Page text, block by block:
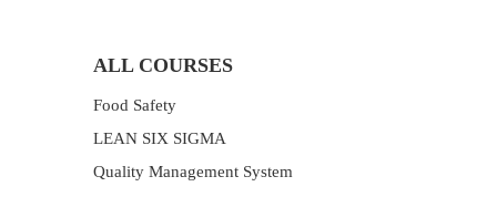
ALL COURSES
Food Safety
LEAN SIX SIGMA
Quality Management System